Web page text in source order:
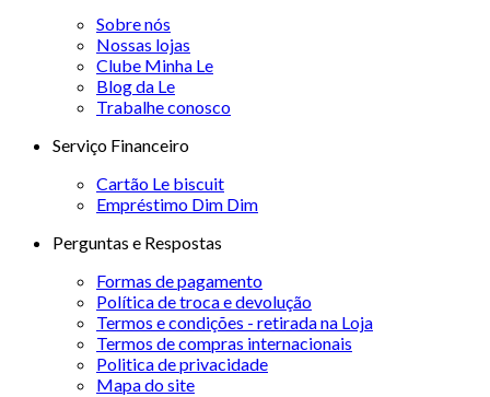
Sobre nós
Nossas lojas
Clube Minha Le
Blog da Le
Trabalhe conosco
Serviço Financeiro
Cartão Le biscuit
Empréstimo Dim Dim
Perguntas e Respostas
Formas de pagamento
Política de troca e devolução
Termos e condições - retirada na Loja
Termos de compras internacionais
Politica de privacidade
Mapa do site